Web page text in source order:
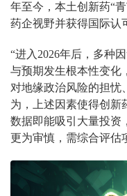
年至今，本土创新药“
药企视野并获得国际认
“进入2026年后，多种
与预期发生根本性变化
对地缘政治风险的担忧
为，上述因素使得创新
数据即能吸引大量投资
更为审慎，需综合评估